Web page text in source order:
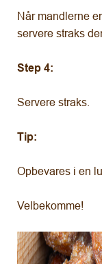
Når mandlerne
servere straks
Step 4:
Servere straks.
Tip:
Opbevares i en
Velbekomme!